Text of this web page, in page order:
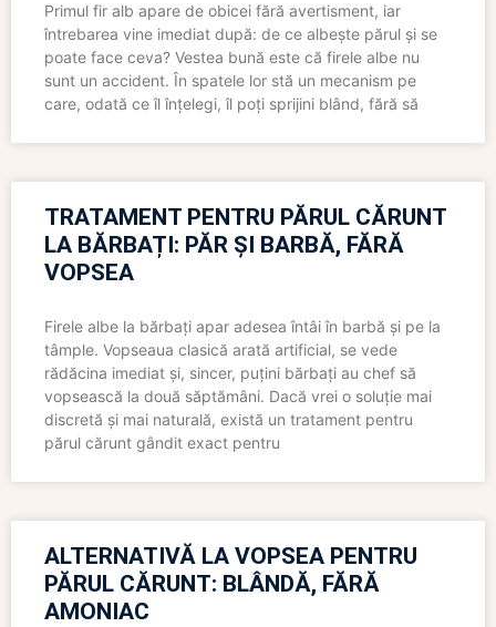
Primul fir alb apare de obicei fără avertisment, iar
întrebarea vine imediat după: de ce albește părul și se
poate face ceva? Vestea bună este că firele albe nu
sunt un accident. În spatele lor stă un mecanism pe
care, odată ce îl înțelegi, îl poți sprijini blând, fără să
TRATAMENT PENTRU PĂRUL CĂRUNT
LA BĂRBAȚI: PĂR ȘI BARBĂ, FĂRĂ
VOPSEA
Firele albe la bărbați apar adesea întâi în barbă și pe la
tâmple. Vopseaua clasică arată artificial, se vede
rădăcina imediat și, sincer, puțini bărbați au chef să
vopsească la două săptămâni. Dacă vrei o soluție mai
discretă și mai naturală, există un tratament pentru
părul cărunt gândit exact pentru
ALTERNATIVĂ LA VOPSEA PENTRU
PĂRUL CĂRUNT: BLÂNDĂ, FĂRĂ
AMONIAC